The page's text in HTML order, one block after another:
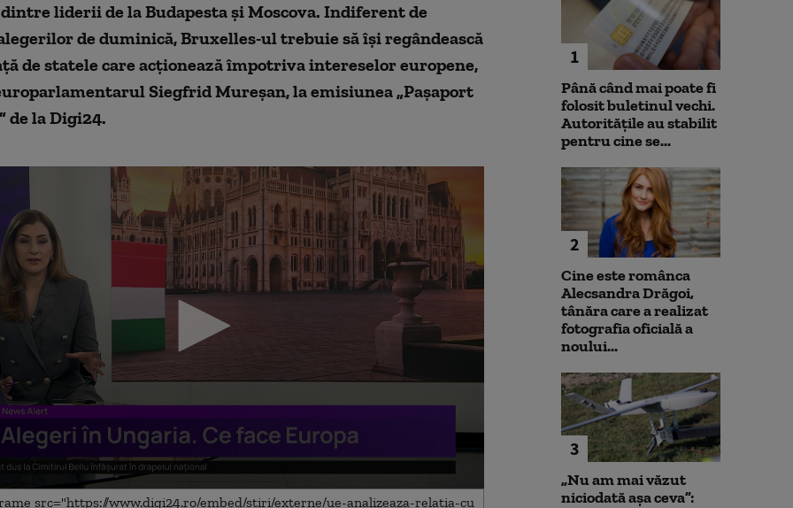
liderii de la Budapesta și Moscova. Indiferent de
de duminică, Bruxelles-ul trebuie să își regândească
de statele care acționează împotriva intereselor europene,
Siegfrid Mureșan, la emisiunea „Pașaport
de la Digi24.
1
Până când mai poate fi
folosit buletinul vechi.
Autoritățile au stabilit
pentru cine se...
2
Cine este românca
Alecsandra Drăgoi,
tânăra care a realizat
fotografia oficială a
noului...
3
„Nu am mai văzut
niciodată așa ceva”: